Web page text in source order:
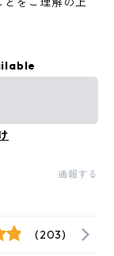
通報する
(203)